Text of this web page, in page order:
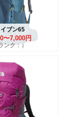
ブン65
〜7,000円
ンク：）